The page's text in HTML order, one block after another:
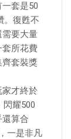
套是50
。復甦不
要大量
所花費
套裝獎
才終於
閃耀500
算合
一是非凡